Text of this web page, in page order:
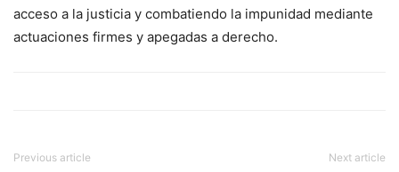
acceso a la justicia y combatiendo la impunidad mediante
actuaciones firmes y apegadas a derecho.
Previous article Next article